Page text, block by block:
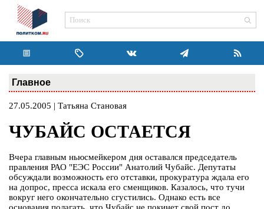
Главное
27.05.2005 | Татьяна Становая
ЧУБАЙС ОСТАЕТСЯ
Вчера главным ньюсмейкером дня оставался председатель
правления РАО "ЕЭС России" Анатолий Чубайс. Депутаты
обсуждали возможность его отставки, прокуратура ждала его
на допрос, пресса искала его сменщиков. Казалось, что тучи
вокруг него окончательно сгустились. Однако есть все